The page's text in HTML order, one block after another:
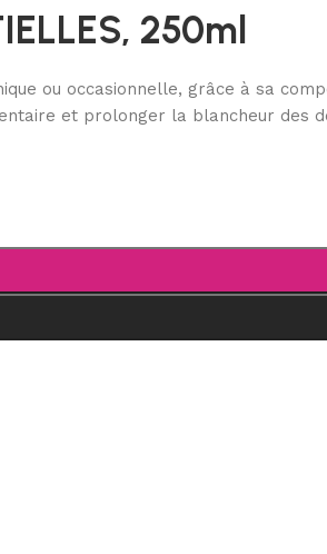
250ml
ou occasionnelle, grâce à sa
et prolonger la blancheur des